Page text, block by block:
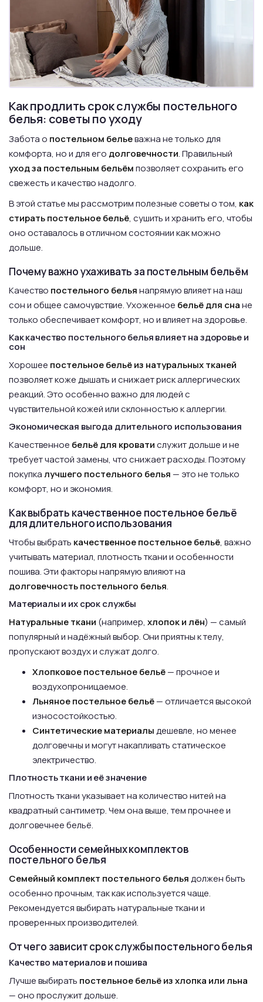
Как продлить срок службы постельного
белья: советы по уходу
Забота о постельном бельеважна не только для
комфорта, но и для его долговечности. Правильный
уход за постельным бельёмпозволяет сохранить его
свежесть и качество надолго.
В этой статье мы рассмотрим полезные советы о том, как
стирать постельное бельё, сушить и хранить его, чтобы
оно оставалось в отличном состоянии как можно
дольше.
Почему важно ухаживать за постельным бельём
Качество постельного бельянапрямую влияет на наш
сон и общее самочувствие. Ухоженное бельё для снане
только обеспечивает комфорт, но и влияет на здоровье.
Как качество постельного белья влияет на здоровье и
сон
Хорошее постельное бельё из натуральных тканей
позволяет коже дышать и снижает риск аллергических
реакций. Это особенно важно для людей с
чувствительной кожей или склонностью к аллергии.
Экономическая выгода длительного использования
Качественное бельё для кроватислужит дольше и не
требует частой замены, что снижает расходы. Поэтому
покупкалучшего постельного белья — это не только
комфорт, но и экономия.
Как выбрать качественное постельное бельё
для длительного использования
Чтобы выбрать качественное постельное бельё, важно
учитывать материал, плотность ткани и особенности
пошива. Эти факторы напрямую влияют на
долговечность постельного белья.
Материалы и их срок службы
Натуральные ткани (например, хлопок и лён) — самый
популярный и надёжный выбор. Они приятны к телу,
пропускают воздух и служат долго.
Хлопковое постельное бельё— прочное и
воздухопроницаемое.
Льняное постельное бельё— отличается высокой
износостойкостью.
Синтетические материалыдешевле, но менее
долговечны и могут накапливать статическое
электричество.
Плотность ткани и её значение
Плотность ткани указывает на количество нитей на
квадратный сантиметр. Чем она выше, тем прочнее и
долговечнее бельё.
Особенности семейных комплектов
постельного белья
Семейный комплект постельного бельядолжен быть
особенно прочным, так как используется чаще.
Рекомендуется выбирать натуральные ткани и
проверенных производителей.
От чего зависит срок службы постельного белья
Качество материалов и пошива
Лучше выбирать постельное бельё из хлопка или льна
— оно прослужит дольше.